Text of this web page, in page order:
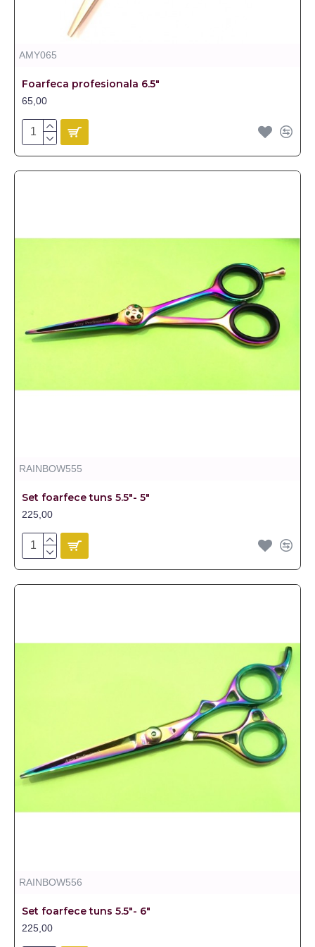
AMY065
Foarfeca profesionala 6.5"
65,00
RAINBOW555
Set foarfece tuns 5.5"- 5"
225,00
RAINBOW556
Set foarfece tuns 5.5"- 6"
225,00